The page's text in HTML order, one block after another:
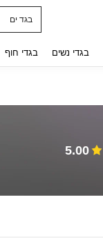
בגד ים
בגדי נשים בגדי חוף
5.00